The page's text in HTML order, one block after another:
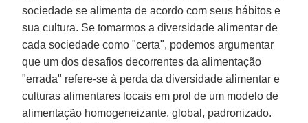
sociedade se alimenta de acordo com seus hábitos e
sua cultura. Se tomarmos a diversidade alimentar de
cada sociedade como "certa", podemos argumentar
que um dos desafios decorrentes da alimentação
"errada" refere-se à perda da diversidade alimentar e
culturas alimentares locais em prol de um modelo de
alimentação homogeneizante, global, padronizado.